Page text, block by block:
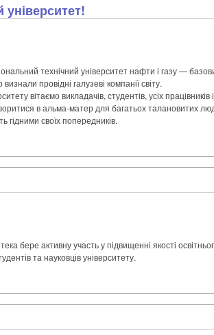
технічний університет нафти і газу —
провідні галузеві компанії світу.
вітаємо викладачів, студентів, усіх
в альма-матер для багатьох талановитих
гідними своїх попередників.
бере активну участь у підвищенні якості
та науковців університету.